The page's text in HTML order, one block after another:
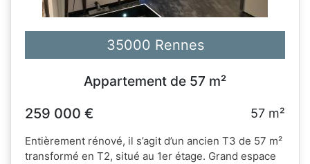
35000 Rennes
Appartement de 57 m²
259 000 €
57 m²
Entièrement rénové, il s’agit d’un ancien T3 de 57 m²
transformé en T2, situé au 1er étage. Grand espace